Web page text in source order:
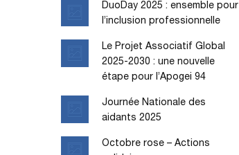
DuoDay 2025 : ensemble pour
l’inclusion professionnelle
Le Projet Associatif Global
2025-2030 : une nouvelle
étape pour l’Apogei 94
Journée Nationale des
aidants 2025
Octobre rose – Actions